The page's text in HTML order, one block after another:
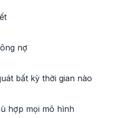
nợ
bất kỳ thời gian nào
hợp mọi mô hình